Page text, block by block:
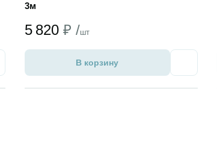
3м
5 820 ₽ /шт
В корзину